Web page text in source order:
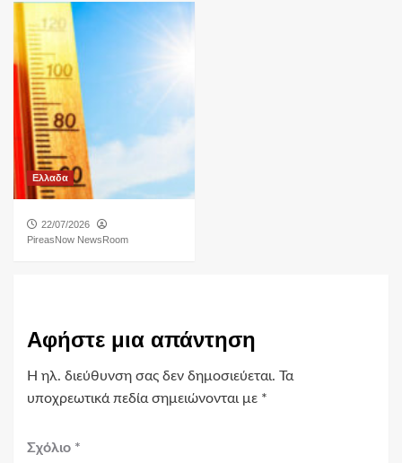
Ελλαδα
22/07/2026
PireasNow NewsRoom
Αφήστε μια απάντηση
Η ηλ. διεύθυνση σας δεν δημοσιεύεται. Τα
υποχρεωτικά πεδία σημειώνονται με *
Σχόλιο *